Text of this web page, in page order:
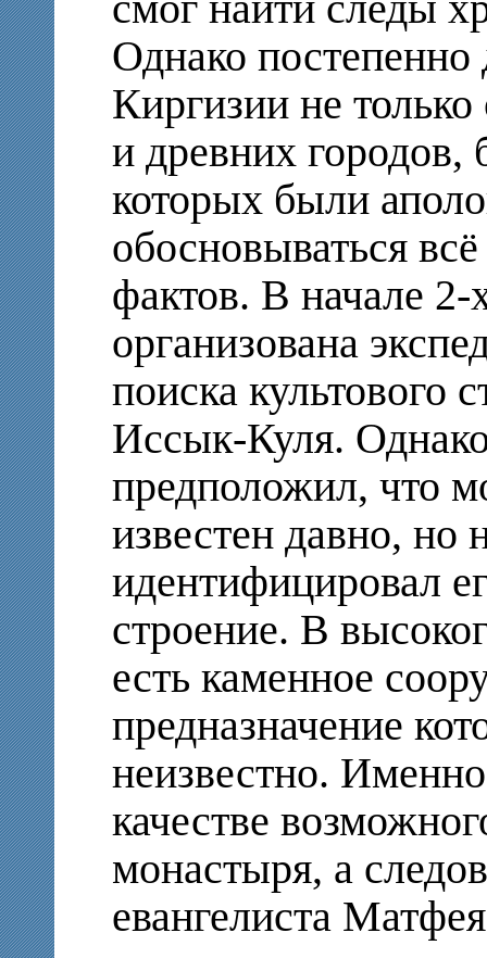
Однако
Киргизии не
и древних
которых были
обосновываться
фактов. В начале
организована
поиска культового
Иссык-Куля.
предположил, что
известен давно, но
идентифицировал
строение. В
есть каменное
предназначение
неизвестно.
качестве
монастыря, а
евангелиста